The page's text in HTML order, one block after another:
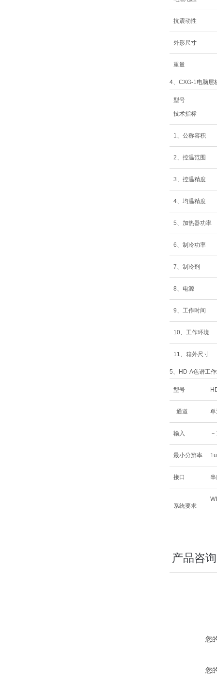
抗震动性
外形尺寸
重量
4、CXG-1电脑层
型号
技术指标
1、公称容积
2、控温范围
3、控温精度
4、均温精度
5、加热器功率
6、制冷功率
7、制冷剂
8、电源
9、工作时间
10、工作环境
11、箱外尺寸
5、HD-A色谱工
型号
通道
输入
最小分辨率
接口
系统要求
产品咨询
您
您